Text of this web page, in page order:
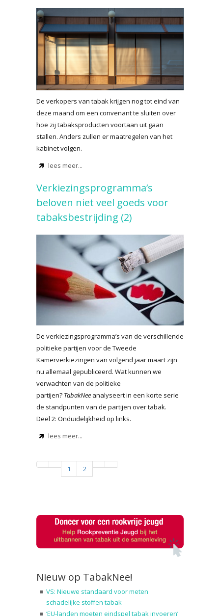
De verkopers van tabak krijgen nog tot eind van
deze maand om een convenant te sluiten over
hoe zij tabaksproducten voortaan uit gaan
stallen. Anders zullen er maatregelen van het
kabinet volgen.
lees meer...
Verkiezingsprogramma’s
beloven niet veel goeds voor
tabaksbestrijding (2)
De verkiezingsprogramma’s van de verschillende
politieke partijen voor de Tweede
Kamerverkiezingen van volgend jaar maart zijn
nu allemaal gepubliceerd. Wat kunnen we
verwachten van de politieke
partijen? TabakNee analyseert in een korte serie
de standpunten van de partijen over tabak.
Deel 2: Onduidelijkheid op links.
lees meer...
1 2
Nieuw op TabakNee!
VS: Nieuwe standaard voor meten
schadelijke stoffen tabak
‘EU-landen moeten eindspel tabak invoeren’